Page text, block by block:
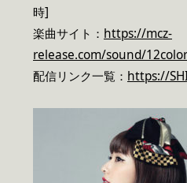
時]
楽曲サイト： https://mcz-
release.com/sound/
配信リンク一覧： https://